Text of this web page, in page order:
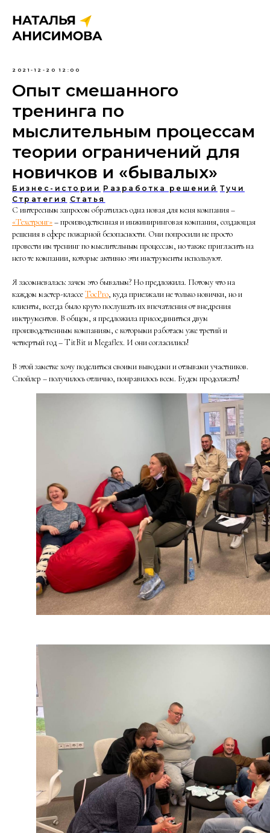
2021-12-20 12:00
Опыт смешанного
тренинга по
мыслительным процессам
теории ограничений для
новичков и «бывалых»
Бизнес-истории Разработка решений Тучи
Стратегия Статья
С интересным запросом обратилась одна новая для меня компания –
«Техстронг»– производственная и инжиниринговая компания, создающая
решения в сфере пожарной безопасности. Они попросили не просто
провести им тренинг по мыслительным процессам, но также пригласить на
него те компании, которые активно эти инструменты используют.
Я засомневалась: зачем это бывалым? Но предложила. Потому что на
каждом мастер-классеTocPro, куда приезжали не только новички, но и
клиенты, всегда было круто послушать их впечатления от внедрения
инструментов. В общем, я предложила присоединиться двум
производственным компаниям, с которыми работаем уже третий и
четвертый год – TitBit и Megaflex. И они согласились!
В этой заметке хочу поделиться своими выводами и отзывами участников.
Спойлер – получилось отлично, понравилось всем. Будем продолжать!